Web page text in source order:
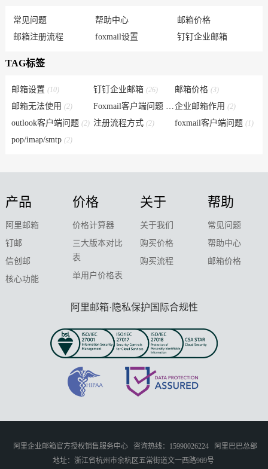
常见问题 帮助中心
邮箱价格
邮箱注册流程
foxmail设置 钉钉企业邮箱
TAG标签
邮箱设置 (10) 钉钉企业邮箱 (26) 邮箱价格(3)
邮箱无法使用 (2) Foxmail客户端问题
(6)企业邮箱作用(2)
outlook客户端问题 (2) 注册流程方式 (2) foxmail客户端问题(1)
pop/imap/smtp (2)
产品
阿里邮箱
钉邮
信创邮
核心功能
价格
价格计算器
三大版本对比
表
单用户价格表
关于
关于我们
购买价格
购买流程
帮助
常见问题
帮助中心
邮箱价格
阿里邮箱·隐私保护国际合规性
阿里企业邮箱官方授权销售服务中心 咨询热线：15990026224
阿里巴巴总部
地址：浙江省杭州市余杭区五常街道文一西路969号